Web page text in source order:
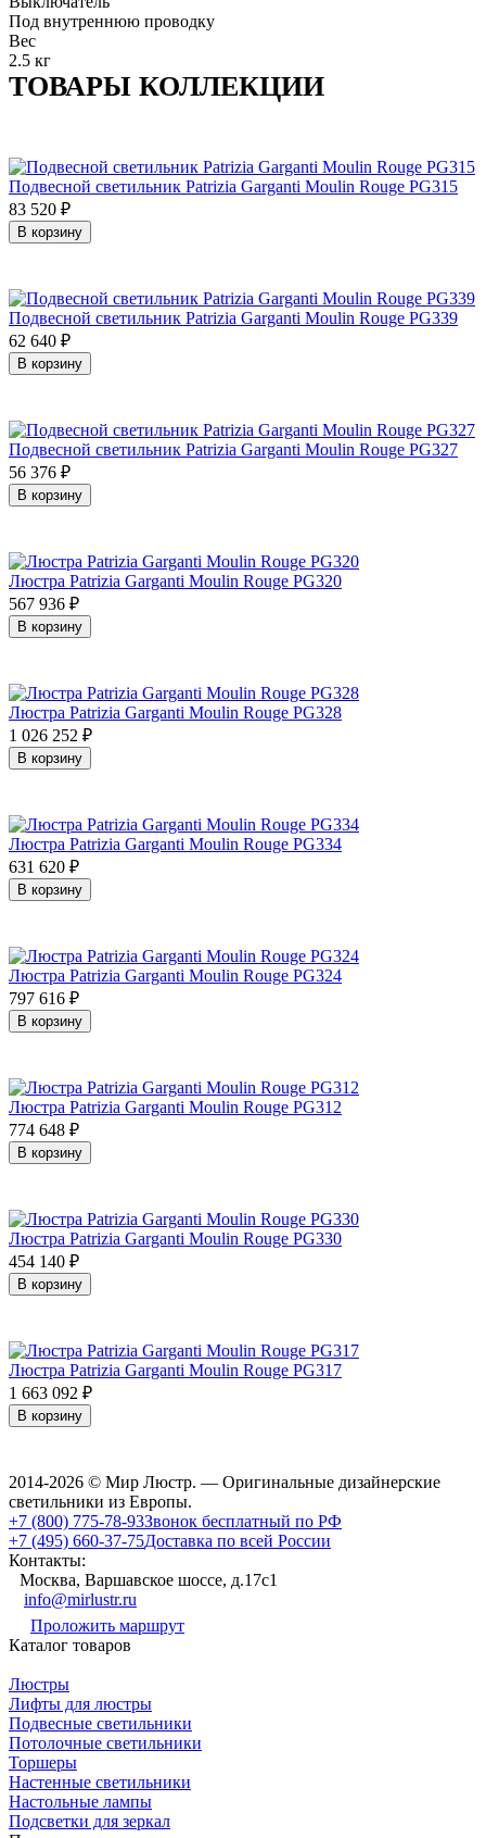
Под внутреннюю проводку
Вес
2.5 кг
ТОВАРЫ КОЛЛЕКЦИИ
Подвесной светильник Patrizia Garganti Moulin Rouge PG315
83 520 ₽
В корзину
Подвесной светильник Patrizia Garganti Moulin Rouge PG339
62 640 ₽
В корзину
Подвесной светильник Patrizia Garganti Moulin Rouge PG327
56 376 ₽
В корзину
Люстра Patrizia Garganti Moulin Rouge PG320
567 936 ₽
В корзину
Люстра Patrizia Garganti Moulin Rouge PG328
1 026 252 ₽
В корзину
Люстра Patrizia Garganti Moulin Rouge PG334
631 620 ₽
В корзину
Люстра Patrizia Garganti Moulin Rouge PG324
797 616 ₽
В корзину
Люстра Patrizia Garganti Moulin Rouge PG312
774 648 ₽
В корзину
Люстра Patrizia Garganti Moulin Rouge PG330
454 140 ₽
В корзину
Люстра Patrizia Garganti Moulin Rouge PG317
1 663 092 ₽
В корзину
2014-2026 © Мир Люстр. — Оригинальные дизайнерские
светильники из Европы.
+7 (800) 775-78-93Звонок бесплатный по РФ
+7 (495) 660-37-75Доставка по всей России
Контакты:
Москва, Варшавское шоссе, д.17c1
info@mirlustr.ru
Проложить маршрут
Каталог товаров
Люстры
Лифты для люстры
Подвесные светильники
Потолочные светильники
Торшеры
Настенные светильники
Настольные лампы
Подсветки для зеркал